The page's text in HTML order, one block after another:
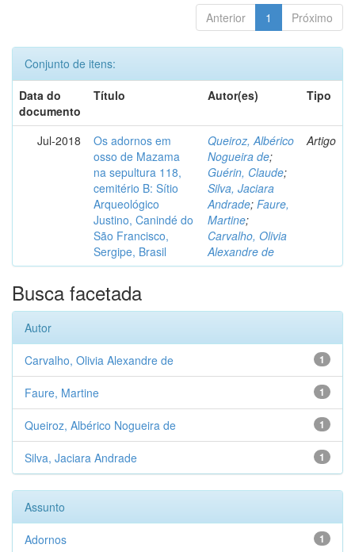
Anterior 1 Próximo
Conjunto de itens:
Data do
documento
Título Autor(es) Tipo
Jul-2018
Os adornos em
osso de Mazama
na sepultura 118,
cemitério B: Sítio
Arqueológico
Justino, Canindé do
São Francisco,
Sergipe, Brasil
Queiroz, Albérico
Nogueira de;
Guérin, Claude;
Silva, Jaciara
Andrade; Faure,
Martine;
Carvalho, Olivia
Alexandre de
Artigo
Busca facetada
Autor
1
Carvalho, Olivia Alexandre de
1
Faure, Martine
1
Queiroz, Albérico Nogueira de
1
Silva, Jaciara Andrade
Assunto
1
Adornos